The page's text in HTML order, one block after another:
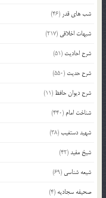
شب های قدر (46)
شبهات اخلاقی (217)
شرح احادیث (51)
شرح حدیث (550)
شرح دیوان حافظ (11)
شناخت امام (440)
شهید دستغیب(38)
شیخ مفید(42)
شیعه شناسی (69)
صحیفه سجادیه (4)